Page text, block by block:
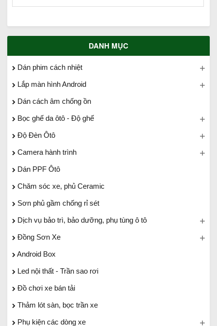
DANH MỤC
Dán phim cách nhiệt
Lắp màn hình Android
Dán cách âm chống ồn
Bọc ghế da ôtô - Độ ghế
Độ Đèn Ôtô
Camera hành trình
Dán PPF Ôtô
Chăm sóc xe, phủ Ceramic
Sơn phủ gầm chống rỉ sét
Dịch vụ bảo trì, bảo dưỡng, phụ tùng ô tô
Đồng Sơn Xe
Android Box
Led nội thất - Trần sao rơi
Đồ chơi xe bán tải
Thảm lót sàn, bọc trần xe
Phụ kiện các dòng xe